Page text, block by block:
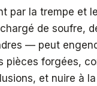
par la trempe et
de soufre,
— peut
pièces forgées,
et nuire à